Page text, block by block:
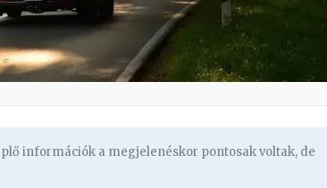
információk a megjelenéskor pontosak voltak, de